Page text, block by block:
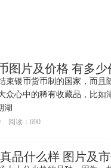
图片及价格 有多少
银币货币制的国家，而且
众心中的稀有收藏品，比如
湖
阅读：690
品什么样 图片及市